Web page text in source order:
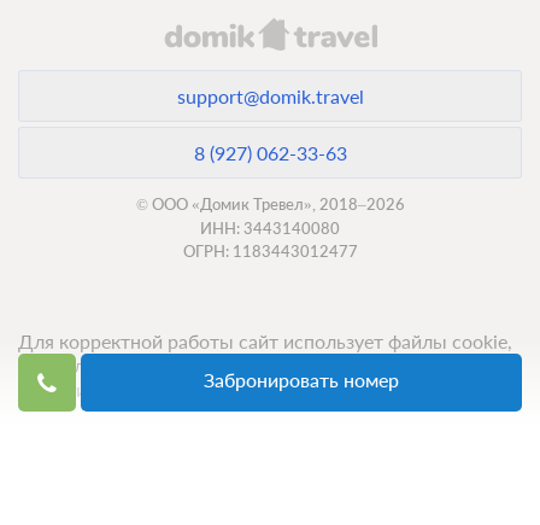
Забронировать номер
support@domik.travel
8 (927) 062-33-63
© ООО «Домик Тревел», 2018–2026
ИНН: 3443140080
ОГРН: 1183443012477
Для корректной работы сайт использует файлы cookie,
продолжение использования сервиса означает ваше
согласие с обработкой данных.